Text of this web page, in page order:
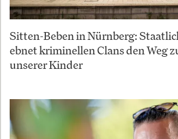
Sitten-Beben in Nürnberg:
ebnet kriminellen Clans den Weg
unserer Kinder